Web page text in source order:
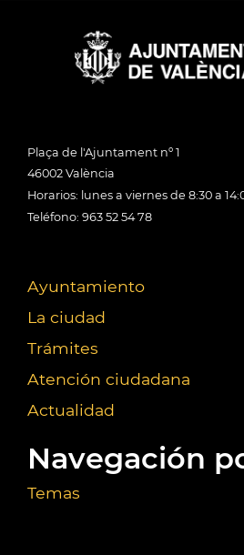
Plaça de l'Ajuntament nº 1
46002 València
Horarios: lunes a viernes de 8:30 a
Teléfono: 963 52 54 78
Ayuntamiento
La ciudad
Trámites
Atención ciudadana
Actualidad
Navegación
Temas